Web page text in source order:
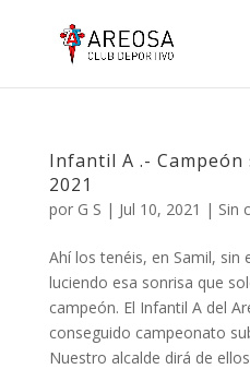
Infantil A .- Campeón
2021
por G S | Jul 10, 2021 | Sin
Ahí los tenéis, en Samil,
luciendo esa sonrisa que
campeón. El Infantil A del
conseguido campeonato
Nuestro alcalde dirá de